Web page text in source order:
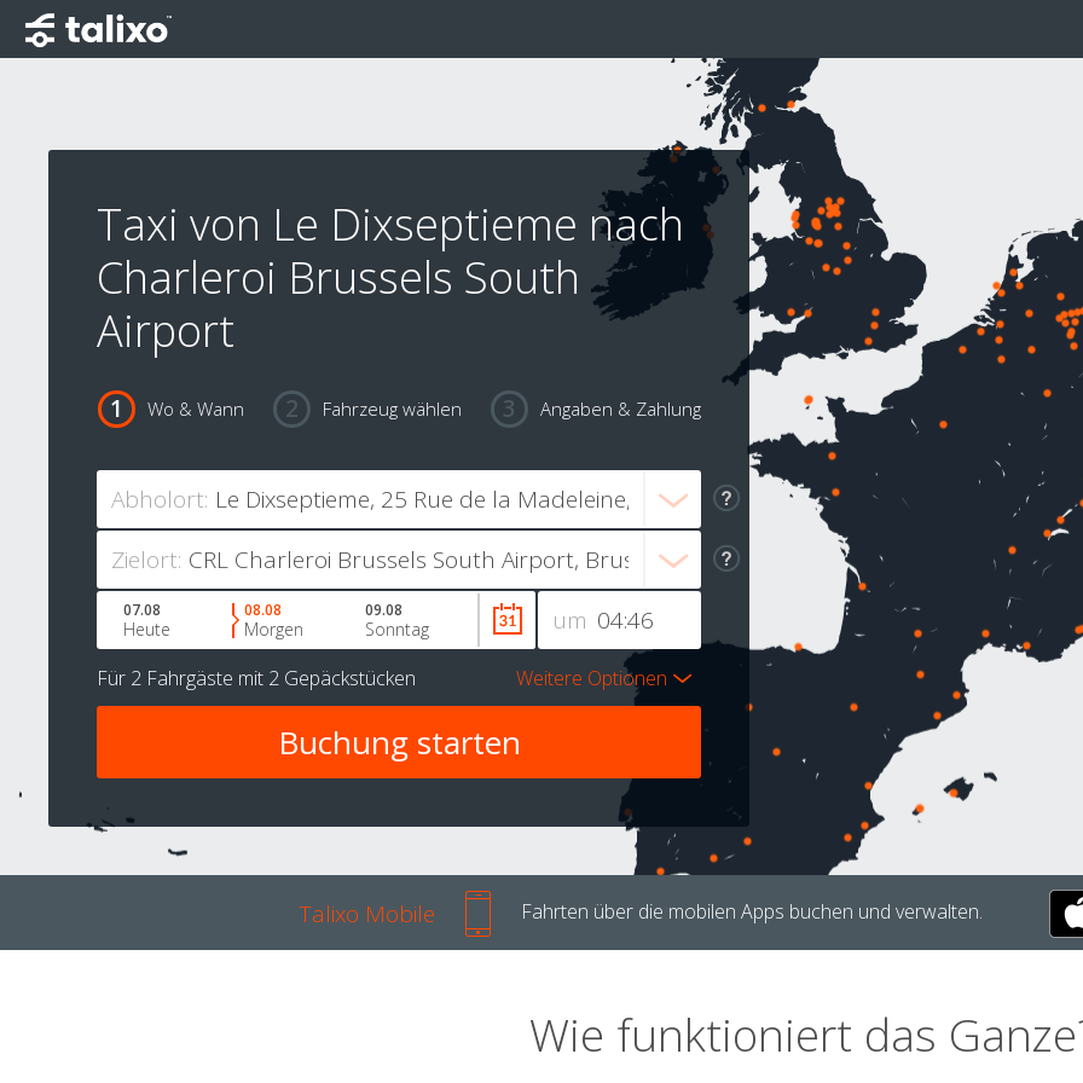
Taxi von Le Dixseptieme nach
Charleroi Brussels South
Airport
Wo & Wann Fahrzeug wählen Angaben & Zahlung
Abholort:
Zielort:
um
07.08
Heute
08.08
Morgen
09.08
Sonntag
Für 2 Fahrgäste mit 2 Gepäckstücken Weitere Optionen
Talixo Mobile Fahrten über die mobilen Apps buchen und verwalten.
Wie funktioniert das